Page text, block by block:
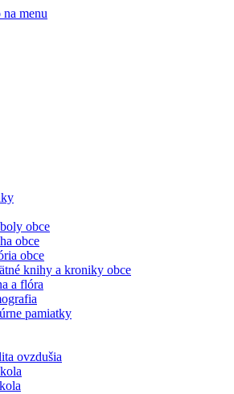
menu
obce
obce
obce
knihy a kroniky obce
a flóra
pamiatky
ovzdušia